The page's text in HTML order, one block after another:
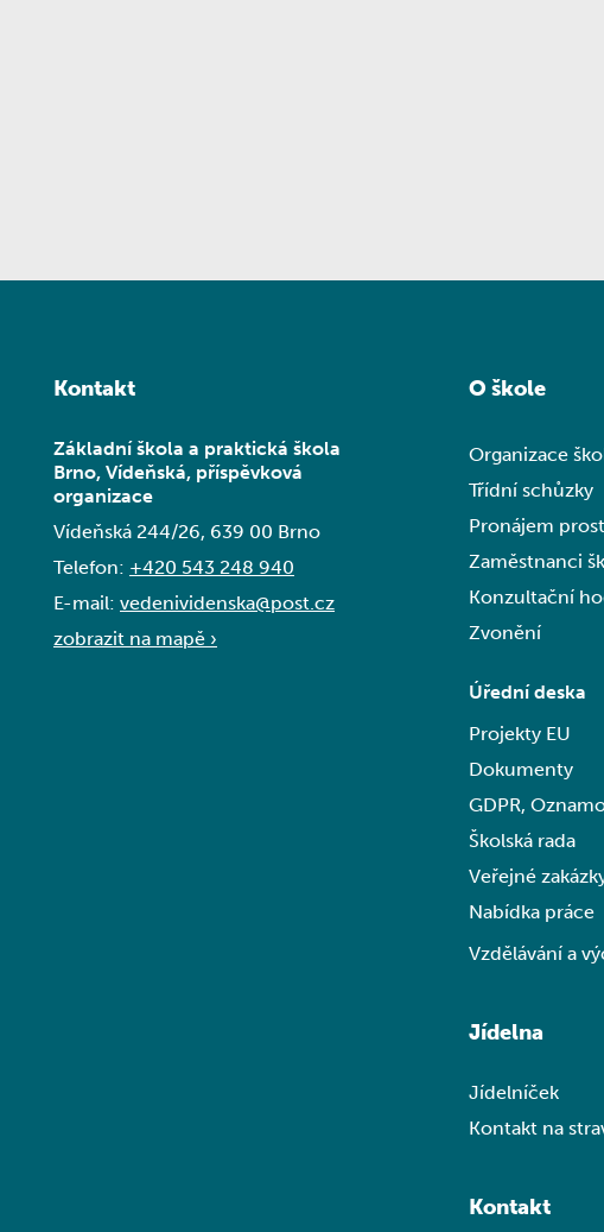
Kontakt
Základní škola a praktická škola
Brno, Vídeňská, příspěvková
organizace
Vídeňská 244/26, 639 00 Brno
Telefon: +420 543 248 940
E-mail: vedenividenska@post.cz
zobrazit na mapě ›
O škole
Organizace
Třídní schůzky
Pronájem
Zaměstnanci
Konzultační
Zvonění
Úřední deska
Projekty EU
Dokumenty
GDPR,
Školská rada
Veřejné
Nabídka práce
Vzdělávání a
Jídelna
Jídelníček
Kontakt na
Kontakt